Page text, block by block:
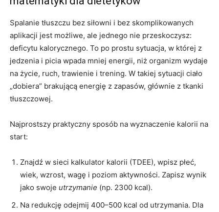
Spalanie tłuszczu bez siłowni i bez skomplikowanych
aplikacji jest możliwe, ale jednego nie przeskoczysz:
deficytu kalorycznego. To po prostu sytuacja, w której z
jedzenia i picia wpada mniej energii, niż organizm wydaje
na życie, ruch, trawienie i trening. W takiej sytuacji ciało
„dobiera” brakującą energię z zapasów, głównie z tkanki
tłuszczowej.
Najprostszy praktyczny sposób na wyznaczenie kalorii na
start:
Znajdź w sieci kalkulator kalorii (TDEE), wpisz płeć,
wiek, wzrost, wagę i poziom aktywności. Zapisz wynik
jako swoje utrzymanie (np. 2300 kcal).
Na redukcję odejmij 400–500 kcal od utrzymania. Dla